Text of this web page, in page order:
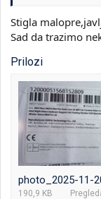
Stigla
Sad da trazimo
Prilozi
190,9 KB